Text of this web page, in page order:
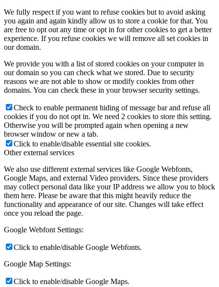
We fully respect if you want to refuse cookies but to avoid asking
you again and again kindly allow us to store a cookie for that. You
are free to opt out any time or opt in for other cookies to get a better
experience. If you refuse cookies we will remove all set cookies in
our domain.
We provide you with a list of stored cookies on your computer in
our domain so you can check what we stored. Due to security
reasons we are not able to show or modify cookies from other
domains. You can check these in your browser security settings.
Check to enable permanent hiding of message bar and refuse all
cookies if you do not opt in. We need 2 cookies to store this setting.
Otherwise you will be prompted again when opening a new
browser window or new a tab.
Click to enable/disable essential site cookies.
Other external services
We also use different external services like Google Webfonts,
Google Maps, and external Video providers. Since these providers
may collect personal data like your IP address we allow you to block
them here. Please be aware that this might heavily reduce the
functionality and appearance of our site. Changes will take effect
once you reload the page.
Google Webfont Settings:
Click to enable/disable Google Webfonts.
Google Map Settings:
Click to enable/disable Google Maps.